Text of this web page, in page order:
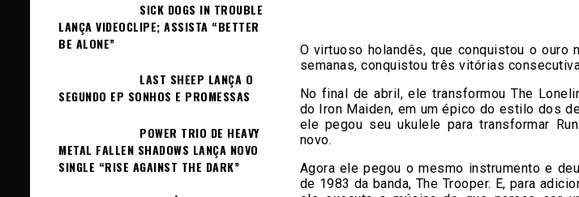
O virtuoso holandês, que conquistou o ouro
semanas, conquistou três vitórias
No final de abril, ele transformou The
do Iron Maiden, em um épico do estilo dos
ele pegou seu ukulele para transformar
novo.
Agora ele pegou o mesmo instrumento e
de 1983 da banda, The Trooper. E, para
SICK DOGS IN TROUBLE
LANÇA VIDEOCLIPE; ASSISTA “BETTER
BE ALONE”
LAST SHEEP LANÇA O
SEGUNDO EP SONHOS E PROMESSAS
POWER TRIO DE HEAVY
METAL FALLEN SHADOWS LANÇA NOVO
SINGLE “RISE AGAINST THE DARK”